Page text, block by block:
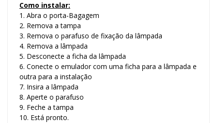
Como instalar:
1. Abra o porta-Bagagem
2. Remova a tampa
3. Remova o parafuso de fixação da lâmpada
4. Remova a lâmpada
5. Desconecte a ficha da lâmpada
6. Conecte o emulador com uma ficha para a lâmpada e
outra para a instalação
7. Insira a lâmpada
8. Aperte o parafuso
9. Feche a tampa
10. Está pronto.